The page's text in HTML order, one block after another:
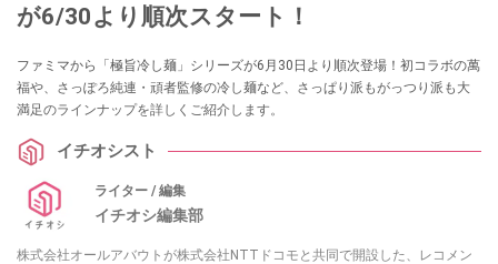
が6/30より順次スタート！
ファミマから「極旨冷し麺」シリーズが6月30日より順次登場！初コラボの萬
福や、さっぽろ純連・頑者監修の冷し麺など、さっぱり派もがっつり派も大
満足のラインナップを詳しくご紹介します。
イチオシスト
ライター / 編集
イチオシ編集部
株式会社オールアバウトが株式会社NTTドコモと共同で開設した、レコメン